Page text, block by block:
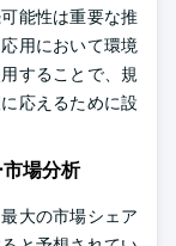
能性は重要な推
用において環境
することで、規
応えるために設
場分析
大の市場シェア